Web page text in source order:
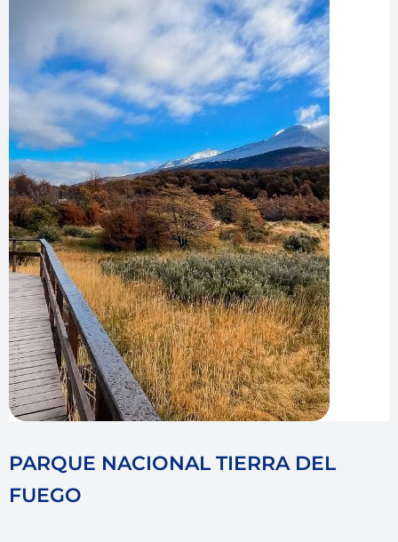
PARQUE NACIONAL TIERRA DEL
FUEGO